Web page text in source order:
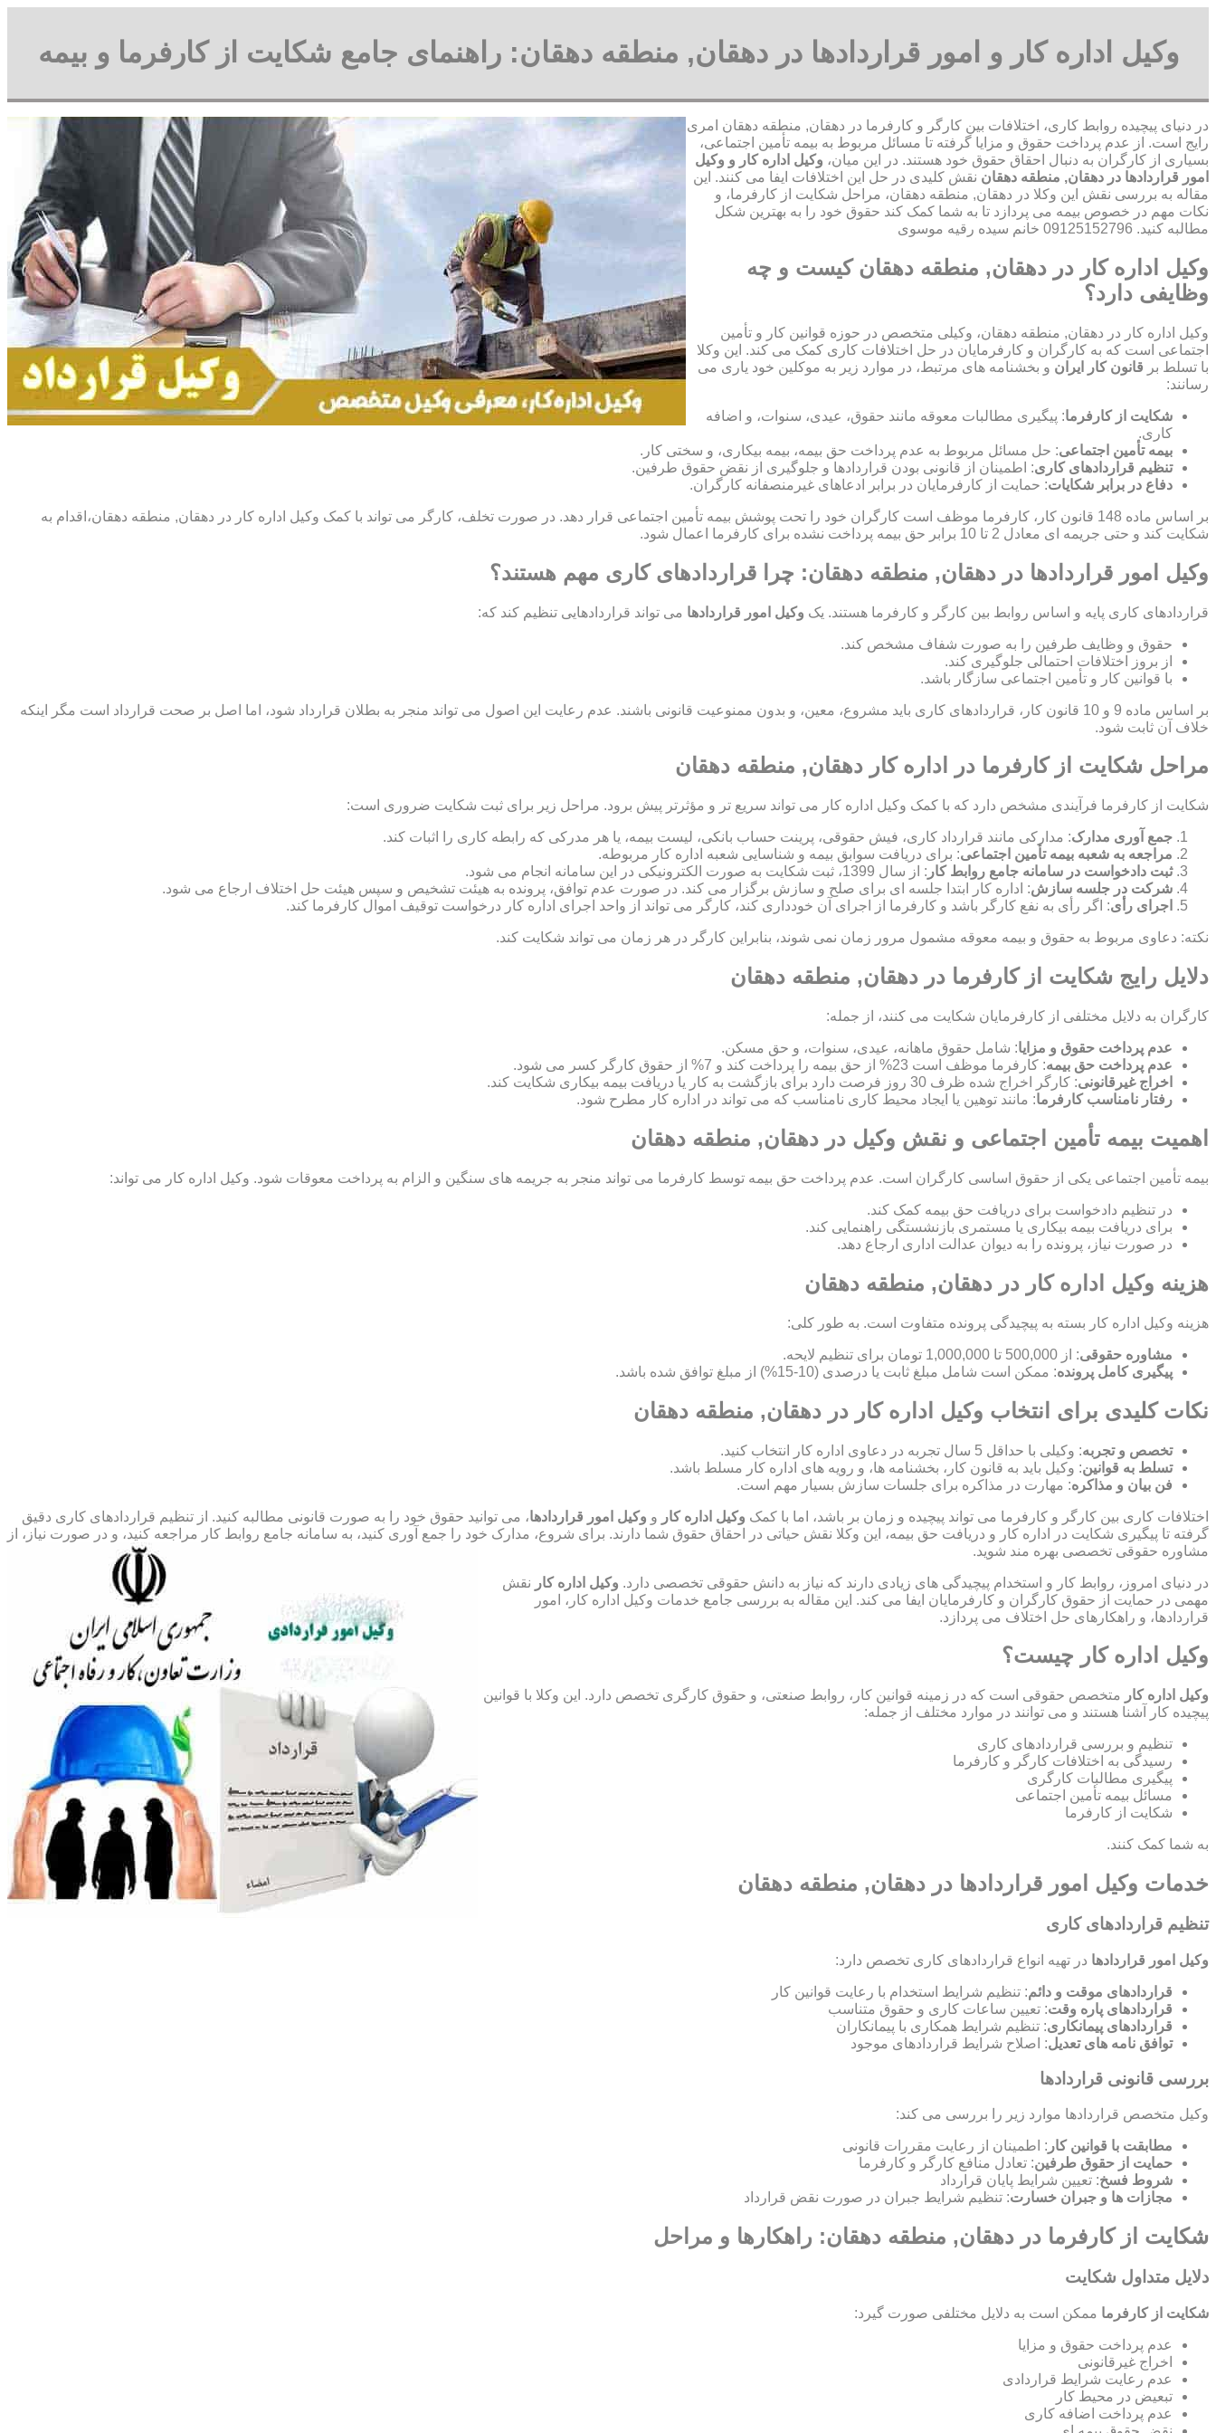
وکیل اداره کار و امور قراردادها در دهقان, منطقه دهقان: راهنمای جامع شکایت از کارفرما و بیمه
در دنیای پیچیده روابط کاری، اختلافات بین کارگر و کارفرما در دهقان, منطقه دهقان امری
رایج است. از عدم پرداخت حقوق و مزایا گرفته تا مسائل مربوط به بیمه تأمین اجتماعی،
بسیاری از کارگران به دنبال احقاق حقوق خود هستند. در این میان، وکیل اداره کار و وکیل
امور قراردادها در دهقان, منطقه دهقان نقش کلیدی در حل این اختلافات ایفا می کنند. این
مقاله به بررسی نقش این وکلا در دهقان, منطقه دهقان، مراحل شکایت از کارفرما، و
نکات مهم در خصوص بیمه می پردازد تا به شما کمک کند حقوق خود را به بهترین شکل
مطالبه کنید. 09125152796 خانم سیده رقیه موسوی
وکیل اداره کار در دهقان, منطقه دهقان کیست و چه
وظایفی دارد؟
وکیل اداره کار در دهقان, منطقه دهقان، وکیلی متخصص در حوزه قوانین کار و تأمین
اجتماعی است که به کارگران و کارفرمایان در حل اختلافات کاری کمک می کند. این وکلا
با تسلط بر قانون کار ایران و بخشنامه های مرتبط، در موارد زیر به موکلین خود یاری می
رسانند:
شکایت از کارفرما: پیگیری مطالبات معوقه مانند حقوق، عیدی، سنوات، و اضافه
کاری.
بیمه تأمین اجتماعی: حل مسائل مربوط به عدم پرداخت حق بیمه، بیمه بیکاری، و سختی کار.
تنظیم قراردادهای کاری: اطمینان از قانونی بودن قراردادها و جلوگیری از نقض حقوق طرفین.
دفاع در برابر شکایات: حمایت از کارفرمایان در برابر ادعاهای غیرمنصفانه کارگران.
بر اساس ماده 148 قانون کار، کارفرما موظف است کارگران خود را تحت پوشش بیمه تأمین اجتماعی قرار دهد. در صورت تخلف، کارگر می تواند با کمک وکیل اداره کار در دهقان, منطقه دهقان،اقدام به
شکایت کند و حتی جریمه ای معادل 2 تا 10 برابر حق بیمه پرداخت نشده برای کارفرما اعمال شود.
وکیل امور قراردادها در دهقان, منطقه دهقان: چرا قراردادهای کاری مهم هستند؟
قراردادهای کاری پایه و اساس روابط بین کارگر و کارفرما هستند. یک وکیل امور قراردادها می تواند قراردادهایی تنظیم کند که:
حقوق و وظایف طرفین را به صورت شفاف مشخص کند.
از بروز اختلافات احتمالی جلوگیری کند.
با قوانین کار و تأمین اجتماعی سازگار باشد.
بر اساس ماده 9 و 10 قانون کار، قراردادهای کاری باید مشروع، معین، و بدون ممنوعیت قانونی باشند. عدم رعایت این اصول می تواند منجر به بطلان قرارداد شود، اما اصل بر صحت قرارداد است مگر اینکه
خلاف آن ثابت شود.
مراحل شکایت از کارفرما در اداره کار دهقان, منطقه دهقان
شکایت از کارفرما فرآیندی مشخص دارد که با کمک وکیل اداره کار می تواند سریع تر و مؤثرتر پیش برود. مراحل زیر برای ثبت شکایت ضروری است:
جمع آوری مدارک: مدارکی مانند قرارداد کاری، فیش حقوقی، پرینت حساب بانکی، لیست بیمه، یا هر مدرکی که رابطه کاری را اثبات کند.
مراجعه به شعبه بیمه تأمین اجتماعی: برای دریافت سوابق بیمه و شناسایی شعبه اداره کار مربوطه.
ثبت دادخواست در سامانه جامع روابط کار : از سال 1399، ثبت شکایت به صورت الکترونیکی در این سامانه انجام می شود.
شرکت در جلسه سازش: اداره کار ابتدا جلسه ای برای صلح و سازش برگزار می کند. در صورت عدم توافق، پرونده به هیئت تشخیص و سپس هیئت حل اختلاف ارجاع می شود.
اجرای رأی: اگر رأی به نفع کارگر باشد و کارفرما از اجرای آن خودداری کند، کارگر می تواند از واحد اجرای اداره کار درخواست توقیف اموال کارفرما کند.
نکته: دعاوی مربوط به حقوق و بیمه معوقه مشمول مرور زمان نمی شوند، بنابراین کارگر در هر زمان می تواند شکایت کند.
دلایل رایج شکایت از کارفرما در دهقان, منطقه دهقان
کارگران به دلایل مختلفی از کارفرمایان شکایت می کنند، از جمله:
عدم پرداخت حقوق و مزایا: شامل حقوق ماهانه، عیدی، سنوات، و حق مسکن.
عدم پرداخت حق بیمه: کارفرما موظف است 23% از حق بیمه را پرداخت کند و 7% از حقوق کارگر کسر می شود.
اخراج غیرقانونی: کارگر اخراج شده ظرف 30 روز فرصت دارد برای بازگشت به کار یا دریافت بیمه بیکاری شکایت کند.
رفتار نامناسب کارفرما: مانند توهین یا ایجاد محیط کاری نامناسب که می تواند در اداره کار مطرح شود.
اهمیت بیمه تأمین اجتماعی و نقش وکیل در دهقان, منطقه دهقان
بیمه تأمین اجتماعی یکی از حقوق اساسی کارگران است. عدم پرداخت حق بیمه توسط کارفرما می تواند منجر به جریمه های سنگین و الزام به پرداخت معوقات شود. وکیل اداره کار می تواند:
در تنظیم دادخواست برای دریافت حق بیمه کمک کند.
برای دریافت بیمه بیکاری یا مستمری بازنشستگی راهنمایی کند.
در صورت نیاز، پرونده را به دیوان عدالت اداری ارجاع دهد.
هزینه وکیل اداره کار در دهقان, منطقه دهقان
هزینه وکیل اداره کار بسته به پیچیدگی پرونده متفاوت است. به طور کلی:
مشاوره حقوقی: از 500,000 تا 1,000,000 تومان برای تنظیم لایحه.
پیگیری کامل پرونده: ممکن است شامل مبلغ ثابت یا درصدی (10-15%) از مبلغ توافق شده باشد.
نکات کلیدی برای انتخاب وکیل اداره کار در دهقان, منطقه دهقان
تخصص و تجربه: وکیلی با حداقل 5 سال تجربه در دعاوی اداره کار انتخاب کنید.
تسلط به قوانین: وکیل باید به قانون کار، بخشنامه ها، و رویه های اداره کار مسلط باشد.
فن بیان و مذاکره: مهارت در مذاکره برای جلسات سازش بسیار مهم است.
اختلافات کاری بین کارگر و کارفرما می تواند پیچیده و زمان بر باشد، اما با کمک وکیل اداره کار و وکیل امور قراردادها، می توانید حقوق خود را به صورت قانونی مطالبه کنید. از تنظیم قراردادهای کاری دقیق
گرفته تا پیگیری شکایت در اداره کار و دریافت حق بیمه، این وکلا نقش حیاتی در احقاق حقوق شما دارند. برای شروع، مدارک خود را جمع آوری کنید، به سامانه جامع روابط کار مراجعه کنید، و در صورت نیاز، از
مشاوره حقوقی تخصصی بهره مند شوید.
در دنیای امروز، روابط کار و استخدام پیچیدگی های زیادی دارند که نیاز به دانش حقوقی تخصصی دارد. وکیل اداره کار نقش
مهمی در حمایت از حقوق کارگران و کارفرمایان ایفا می کند. این مقاله به بررسی جامع خدمات وکیل اداره کار، امور
قراردادها، و راهکارهای حل اختلاف می پردازد.
وکیل اداره کار چیست؟
وکیل اداره کار متخصص حقوقی است که در زمینه قوانین کار، روابط صنعتی، و حقوق کارگری تخصص دارد. این وکلا با قوانین
پیچیده کار آشنا هستند و می توانند در موارد مختلف از جمله:
تنظیم و بررسی قراردادهای کاری
رسیدگی به اختلافات کارگر و کارفرما
پیگیری مطالبات کارگری
مسائل بیمه تأمین اجتماعی
شکایت از کارفرما
به شما کمک کنند.
خدمات وکیل امور قراردادها در دهقان, منطقه دهقان
تنظیم قراردادهای کاری
وکیل امور قراردادها در تهیه انواع قراردادهای کاری تخصص دارد:
قراردادهای موقت و دائم: تنظیم شرایط استخدام با رعایت قوانین کار
قراردادهای پاره وقت: تعیین ساعات کاری و حقوق متناسب
قراردادهای پیمانکاری: تنظیم شرایط همکاری با پیمانکاران
توافق نامه های تعدیل: اصلاح شرایط قراردادهای موجود
بررسی قانونی قراردادها
وکیل متخصص قراردادها موارد زیر را بررسی می کند:
مطابقت با قوانین کار : اطمینان از رعایت مقررات قانونی
حمایت از حقوق طرفین: تعادل منافع کارگر و کارفرما
شروط فسخ: تعیین شرایط پایان قرارداد
مجازات ها و جبران خسارت: تنظیم شرایط جبران در صورت نقض قرارداد
شکایت از کارفرما در دهقان, منطقه دهقان: راهکارها و مراحل
دلایل متداول شکایت
شکایت از کارفرما ممکن است به دلایل مختلفی صورت گیرد:
عدم پرداخت حقوق و مزایا
اخراج غیرقانونی
عدم رعایت شرایط قراردادی
تبعیض در محیط کار
عدم پرداخت اضافه کاری